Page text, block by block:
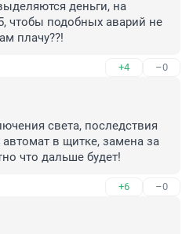
деньги, на
чтобы подобных аварий не
плачу??!
+4 –0
света, последствия
в щитке, замена за
что дальше будет!
+6 –0